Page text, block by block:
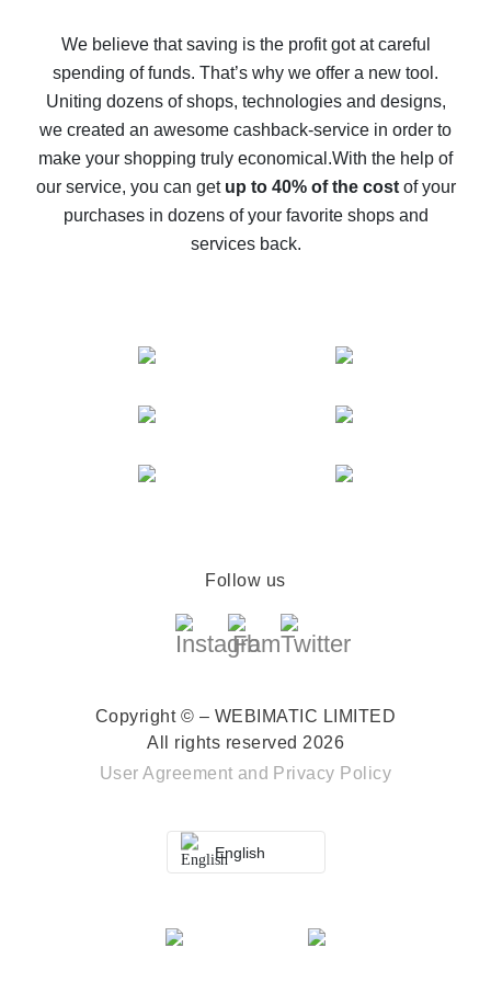
back
10% cash back on AliExpress - the impossible is
possible
The best cash back on AliExpress - how to find it
The best cash back service for AliExpress - let's
compare offers
We believe that saving is the profit got at careful
spending of funds. That’s why we offer a new tool.
Uniting dozens of shops, technologies and designs,
we created an awesome cashback-service in order to
make your shopping truly economical.With the help of
our service, you can get up to 40% of the costof your
purchases in dozens of your favorite shops and
services back.
Follow us
Copyright © – WEBIMATIC LIMITED
All rights reserved 2026
User Agreement and Privacy Policy
English